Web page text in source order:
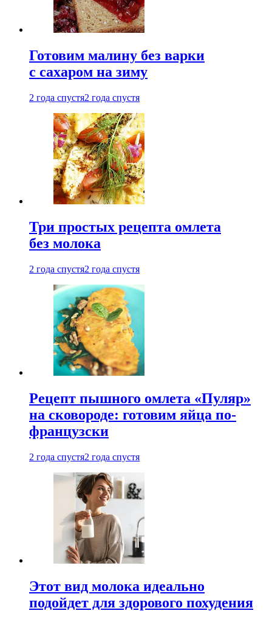
Готовим малину без варки
с сахаром на зиму
2 года спустя2 года спустя
Три простых рецепта омлета
без молока
2 года спустя2 года спустя
Рецепт пышного омлета «Пуляр»
на сковороде: готовим яйца по-
французски
2 года спустя2 года спустя
Этот вид молока идеально
подойдет для здорового похудения